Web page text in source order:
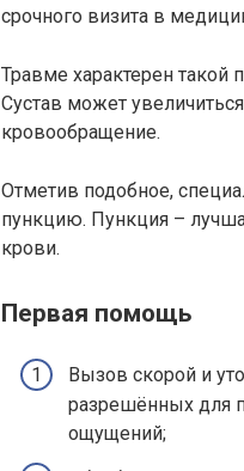
срочного визита в
Травме характерен такой
Сустав может
кровообращение.
Отметив подобное,
пункцию. Пункция –
крови.
Первая помощь
Вызов скорой и
разрешённых для
ощущений;